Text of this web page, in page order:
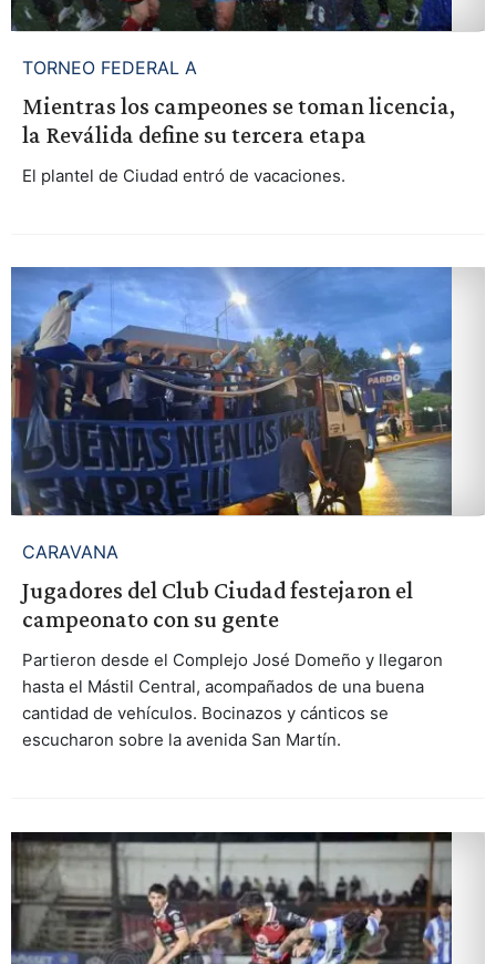
TORNEO FEDERAL A
Mientras los campeones se toman licencia,
la Reválida define su tercera etapa
El plantel de Ciudad entró de vacaciones.
CARAVANA
Jugadores del Club Ciudad festejaron el
campeonato con su gente
Partieron desde el Complejo José Domeño y llegaron
hasta el Mástil Central, acompañados de una buena
cantidad de vehículos. Bocinazos y cánticos se
escucharon sobre la avenida San Martín.